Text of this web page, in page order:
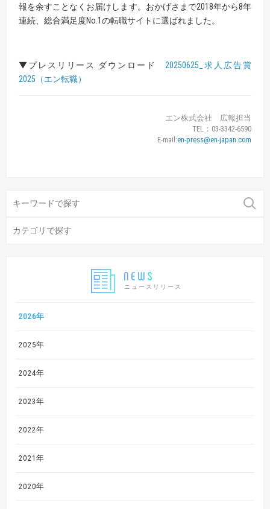
ニュースリリース
2026年
2025年
2024年
2023年
2022年
2021年
2020年
報を余すことなくお届けします。おかげさまで2018年から8年
連続、総合満足度No.1の転職サイトに選ばれました。
▼プレスリリース ダウンロード 20250625_求人広告賞
2025（エン転職）
エン株式会社 広報担当
TEL：03-3342-6590
E-mail:en-press@en-japan.com